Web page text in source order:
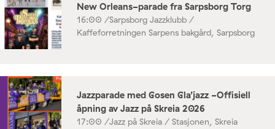
New Orleans-parade fra Sarpsborg Torg
16:00 /Sarpsborg Jazzklubb /
Kaffeforretningen Sarpens bakgård, Sarpsborg
Jazzparade med Gosen Gla’jazz -Offisiell
åpning av Jazz på Skreia 2026
17:00 /Jazz på Skreia / Stasjonen, Skreia